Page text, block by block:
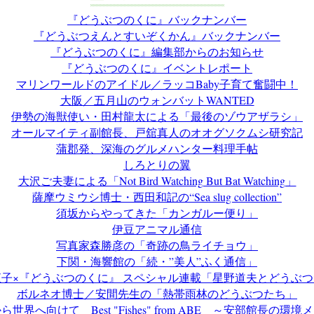
『どうぶつのくに』バックナンバー
『どうぶつえんとすいぞくかん』バックナンバー
『どうぶつのくに』編集部からのお知らせ
『どうぶつのくに』イベントレポート
マリンワールドのアイドル／ラッコBaby子育て奮闘中！
大阪／五月山のウォンバットWANTED
伊勢の海獣使い・田村龍太による「最後のゾウアザラシ」
オールマイティ副館長、戸舘真人のオオグソクムシ研究記
蒲郡発、深海のグルメハンター料理手帖
しろとりの翼
大沢ご夫妻による「Not Bird Watching But Bat Watching」
薩摩ウミウシ博士・西田和記の“Sea slug collection”
須坂からやってきた「カンガルー便り」
伊豆アニマル通信
写真家森勝彦の「奇跡の鳥ライチョウ」
下関・海響館の「続・”美人”ふく通信」
×『どうぶつのくに』 スペシャル連載「星野道夫とどうぶつ
ボルネオ博士／安間先生の「熱帯雨林のどうぶつたち」
世界へ向けて Best "Fishes" from ABE ～安部館長の環境メ